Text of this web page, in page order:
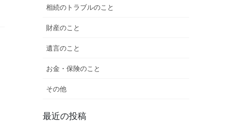
相続のトラブルのこと
財産のこと
遺言のこと
お金・保険のこと
その他
最近の投稿